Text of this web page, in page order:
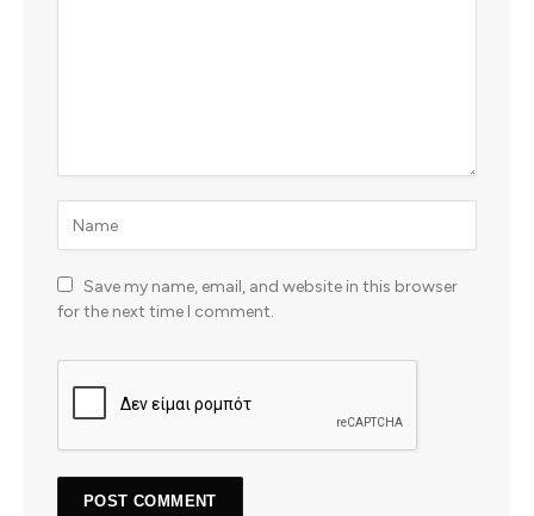
Save my name, email, and website in this browser
for the next time I comment.